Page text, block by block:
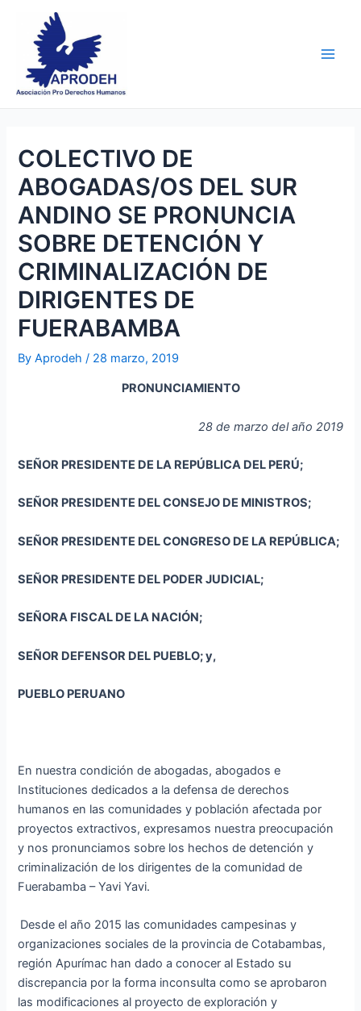
content
COLECTIVO DE
ABOGADAS/OS DEL SUR
ANDINO SE PRONUNCIA
SOBRE DETENCIÓN Y
CRIMINALIZACIÓN DE
DIRIGENTES DE
FUERABAMBA
ByAprodeh/ 28 marzo, 2019
PRONUNCIAMIENTO
28 de marzo del año 2019
SEÑOR PRESIDENTE DE LA REPÚBLICA DEL PERÚ;
SEÑOR PRESIDENTE DEL CONSEJO DE MINISTROS;
SEÑOR PRESIDENTE DEL CONGRESO DE LA REPÚBLICA;
SEÑOR PRESIDENTE DEL PODER JUDICIAL;
SEÑORA FISCAL DE LA NACIÓN;
SEÑOR DEFENSOR DEL PUEBLO; y,
PUEBLO PERUANO
En nuestra condición de abogadas, abogados e
Instituciones dedicados a la defensa de derechos
humanos en las comunidades y población afectada por
proyectos extractivos, expresamos nuestra preocupación
y nos pronunciamos sobre los hechos de detención y
criminalización de los dirigentes de la comunidad de
Fuerabamba – Yavi Yavi.
Desde el año 2015 las comunidades campesinas y
organizaciones sociales de la provincia de Cotabambas,
región Apurímac han dado a conocer al Estado su
discrepancia por la forma inconsulta como se aprobaron
las modificaciones al proyecto de exploración y
navigation